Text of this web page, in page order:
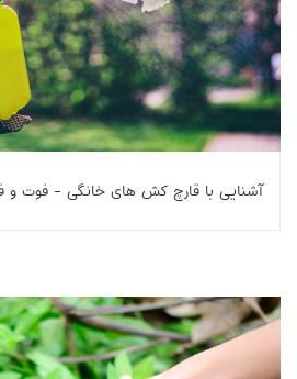
این مطلب به معرفی قارچ‌کش‌های خانگی
بیشتر بخوانیم ...
آشنایی با قارچ کش های خانگی - فوت و